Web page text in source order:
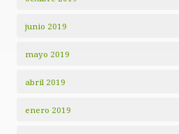
junio 2019
mayo 2019
abril 2019
enero 2019